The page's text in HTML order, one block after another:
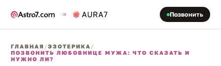
Позвонить
ГЛАВНАЯ /ЭЗОТЕРИКА /
ПОЗВОНИТЬ ЛЮБОВНИЦЕ МУЖА: ЧТО СКАЗАТЬ И
НУЖНО ЛИ?